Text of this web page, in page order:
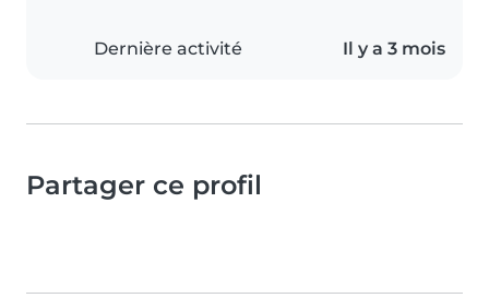
Dernière activité Il y a 3 mois
Partager ce profil